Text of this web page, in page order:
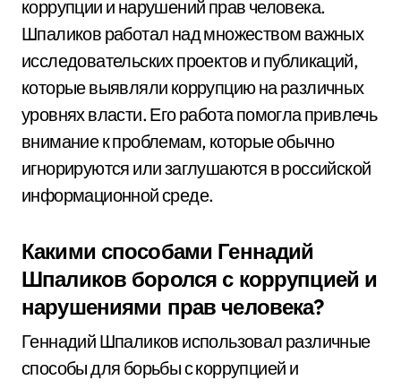
коррупции и нарушений прав человека.
Шпаликов работал над множеством важных
исследовательских проектов и публикаций,
которые выявляли коррупцию на различных
уровнях власти. Его работа помогла привлечь
внимание к проблемам, которые обычно
игнорируются или заглушаются в российской
информационной среде.
Какими способами Геннадий
Шпаликов боролся с коррупцией и
нарушениями прав человека?
Геннадий Шпаликов использовал различные
способы для борьбы с коррупцией и